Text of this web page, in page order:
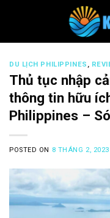
DU LỊCH PHILIPPINES ,
Thủ tục nhập
thông tin hữu
Philippines –
POSTED ON 8 THÁNG 2, 2023